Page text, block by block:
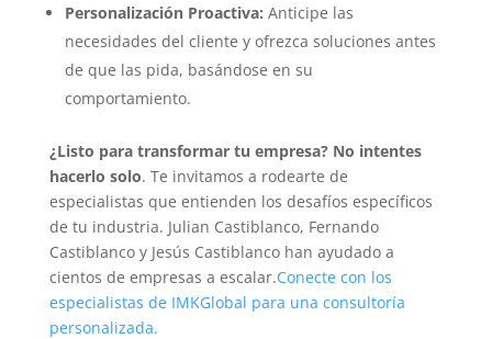
Personalización Proactiva: Anticipe las
necesidades del cliente y ofrezca soluciones antes
de que las pida, basándose en su
comportamiento.
¿Listo para transformar tu empresa? No intentes
hacerlo solo. Te invitamos a rodearte de
especialistas que entienden los desafíos específicos
de tu industria. Julian Castiblanco, Fernando
Castiblanco y Jesús Castiblanco han ayudado a
cientos de empresas a escalar.Conecte con los
especialistas de IMKGlobal para una consultoría
personalizada.